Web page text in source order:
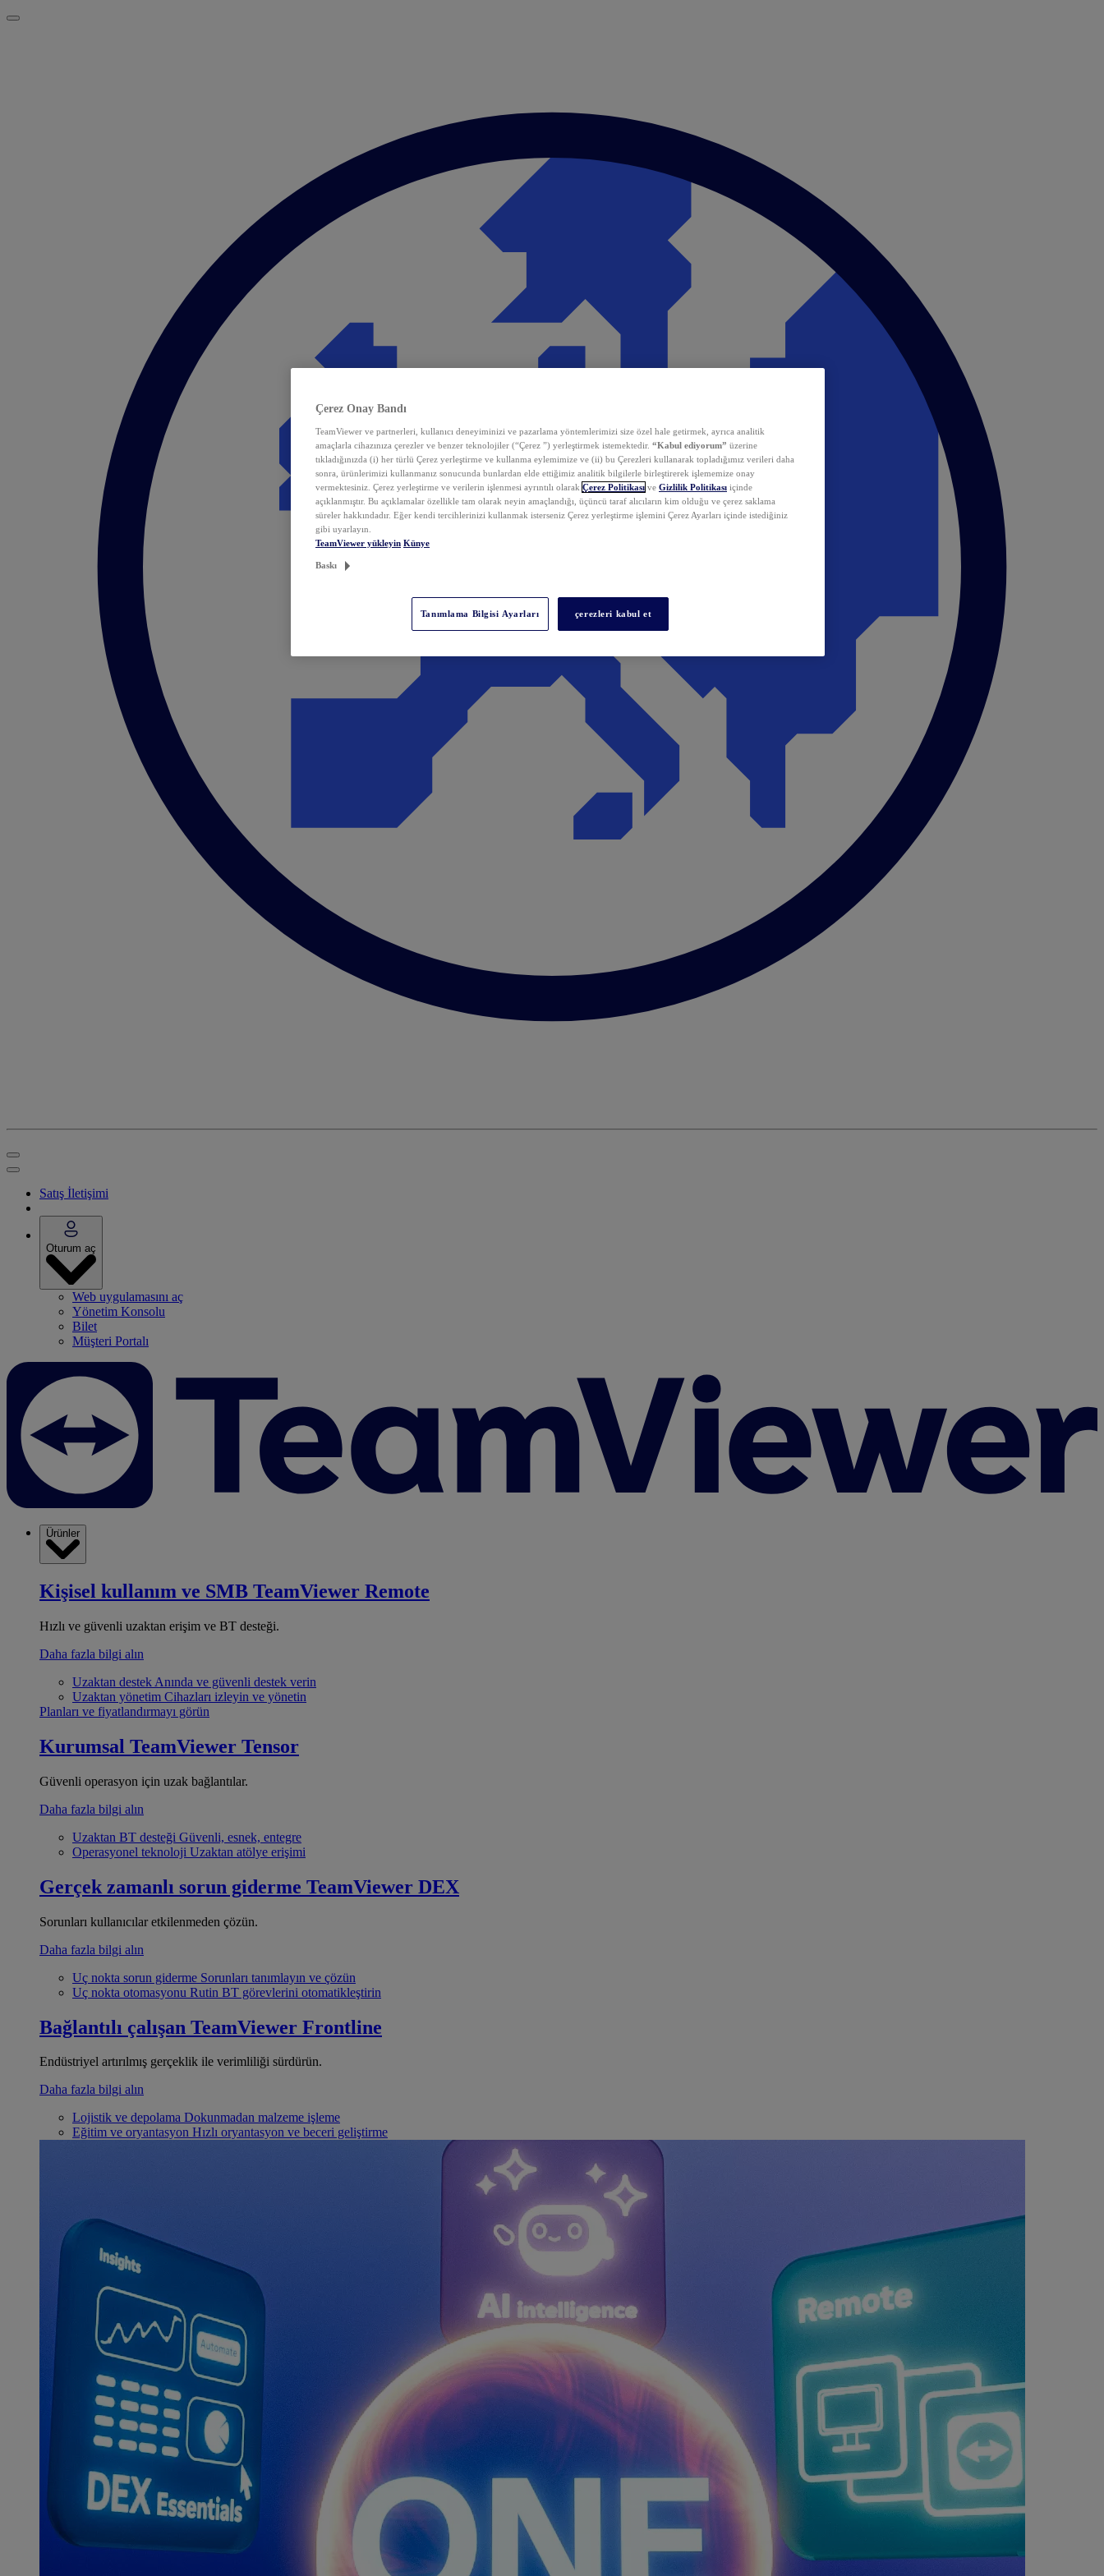
Satış İletişimi
Oturum aç
Web uygulamasını aç
Yönetim Konsolu
Bilet
Müşteri Portalı
Ürünler
Kişisel kullanım ve SMB TeamViewer Remote
Hızlı ve güvenli uzaktan erişim ve BT desteği.
Daha fazla bilgi alın
Uzaktan destek Anında ve güvenli destek verin
Uzaktan yönetim Cihazları izleyin ve yönetin
Planları ve fiyatlandırmayı görün
Kurumsal TeamViewer Tensor
Güvenli operasyon için uzak bağlantılar.
Daha fazla bilgi alın
Uzaktan BT desteği Güvenli, esnek, entegre
Operasyonel teknoloji Uzaktan atölye erişimi
Gerçek zamanlı sorun giderme TeamViewer DEX
Sorunları kullanıcılar etkilenmeden çözün.
Daha fazla bilgi alın
Uç nokta sorun giderme Sorunları tanımlayın ve çözün
Uç nokta otomasyonu Rutin BT görevlerini otomatikleştirin
Bağlantılı çalışan TeamViewer Frontline
Endüstriyel artırılmış gerçeklik ile verimliliği sürdürün.
Daha fazla bilgi alın
Lojistik ve depolama Dokunmadan malzeme işleme
Eğitim ve oryantasyon Hızlı oryantasyon ve beceri geliştirme
Çerez Onay Bandı
TeamViewer ve partnerleri, kullanıcı deneyiminizi ve pazarlama yöntemlerimizi size özel hale getirmek, ayrıca analitik
amaçlarla cihazınıza çerezler ve benzer teknolojiler (“Çerez ”) yerleştirmek istemektedir. “Kabul ediyorum” üzerine
tıkladığınızda (i) her türlü Çerez yerleştirme ve kullanma eylemimize ve (ii) bu Çerezleri kullanarak topladığımız verileri daha
sonra, ürünlerimizi kullanmanız sonucunda bunlardan elde ettiğimiz analitik bilgilerle birleştirerek işlememize onay
vermektesiniz. Çerez yerleştirme ve verilerin işlenmesi ayrıntılı olarak Çerez Politikası ve Gizlilik Politikası içinde
açıklanmıştır. Bu açıklamalar özellikle tam olarak neyin amaçlandığı, üçüncü taraf alıcıların kim olduğu ve çerez saklama
süreler hakkındadır. Eğer kendi tercihlerinizi kullanmak isterseniz Çerez yerleştirme işlemini Çerez Ayarları içinde istediğiniz
gibi uyarlayın.
TeamViewer yükleyin Künye
Baskı
Tanımlama Bilgisi Ayarları çerezleri kabul et